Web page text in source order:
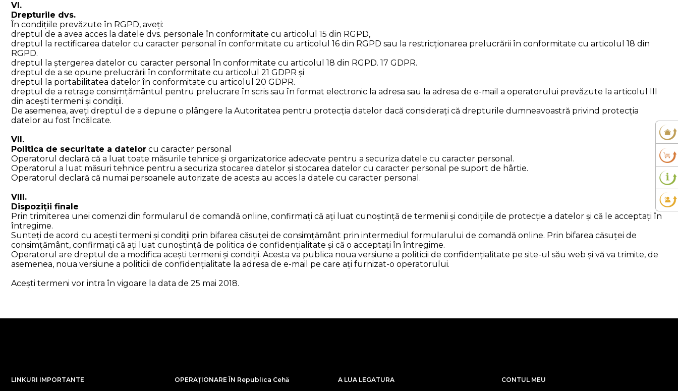
VI.
Drepturile dvs.
În condițiile prevăzute în RGPD, aveți:
dreptul de a avea acces la datele dvs. personale în conformitate cu articolul 15 din RGPD,
dreptul la rectificarea datelor cu caracter personal în conformitate cu articolul 16 din RGPD sau la restricționarea prelucrării în conformitate cu articolul 18 din
RGPD.
dreptul la ștergerea datelor cu caracter personal în conformitate cu articolul 18 din RGPD. 17 GDPR.
dreptul de a se opune prelucrării în conformitate cu articolul 21 GDPR și
dreptul la portabilitatea datelor în conformitate cu articolul 20 GDPR.
dreptul de a retrage consimțământul pentru prelucrare în scris sau în format electronic la adresa sau la adresa de e-mail a operatorului prevăzute la articolul III
din acești termeni și condiții.
De asemenea, aveți dreptul de a depune o plângere la Autoritatea pentru protecția datelor dacă considerați că drepturile dumneavoastră privind protecția
datelor au fost încălcate.
VII.
Politica de securitate a datelor cu caracter personal
Operatorul declară că a luat toate măsurile tehnice și organizatorice adecvate pentru a securiza datele cu caracter personal.
Operatorul a luat măsuri tehnice pentru a securiza stocarea datelor și stocarea datelor cu caracter personal pe suport de hârtie.
Operatorul declară că numai persoanele autorizate de acesta au acces la datele cu caracter personal.
VIII.
Dispoziții finale
Prin trimiterea unei comenzi din formularul de comandă online, confirmați că ați luat cunoștință de termenii și condițiile de protecție a datelor și că le acceptați în
întregime.
Sunteți de acord cu acești termeni și condiții prin bifarea căsuței de consimțământ prin intermediul formularului de comandă online. Prin bifarea căsuței de
consimțământ, confirmați că ați luat cunoștință de politica de confidențialitate și că o acceptați în întregime.
Operatorul are dreptul de a modifica acești termeni și condiții. Acesta va publica noua versiune a politicii de confidențialitate pe site-ul său web și vă va trimite, de
asemenea, noua versiune a politicii de confidențialitate la adresa de e-mail pe care ați furnizat-o operatorului.
Acești termeni vor intra în vigoare la data de 25 mai 2018.
LINKURI IMPORTANTE OPERAȚIONARE ÎN Republica Cehă A LUA LEGATURA CONTUL MEU